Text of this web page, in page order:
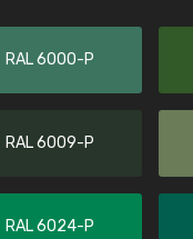
RAL 6000-P
RAL 6009-P
RAL 6024-P